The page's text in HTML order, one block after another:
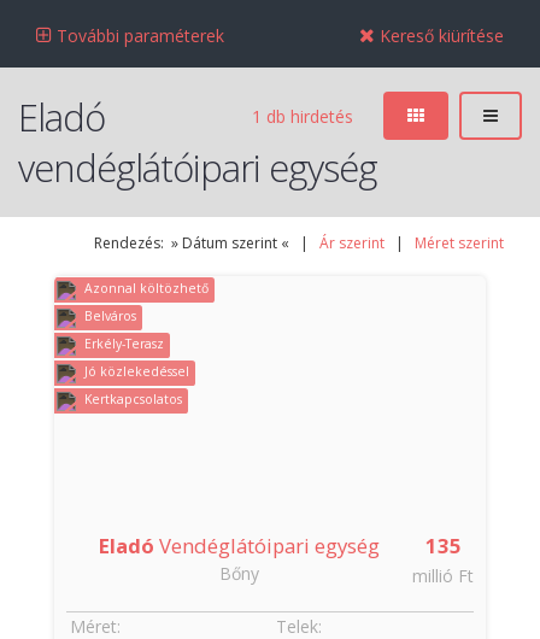
További paraméterek Kereső kiürítése
1 db hirdetés
Eladó
vendéglátóipari egység
Rendezés: » Dátum szerint « | Ár szerint | Méret szerint
Azonnal költözhető
Belváros
Erkély-Terasz
Jó közlekedéssel
Kertkapcsolatos
135
millió Ft
Eladó Vendéglátóipari egység
Bőny
Méret:
Telek: